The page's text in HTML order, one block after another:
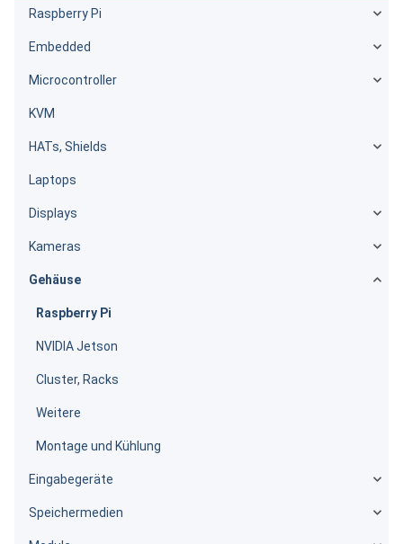
Raspberry Pi
Embedded
Microcontroller
KVM
HATs, Shields
Laptops
Displays
Kameras
Gehäuse
Raspberry Pi
NVIDIA Jetson
Cluster, Racks
Weitere
Montage und Kühlung
Eingabegeräte
Speichermedien